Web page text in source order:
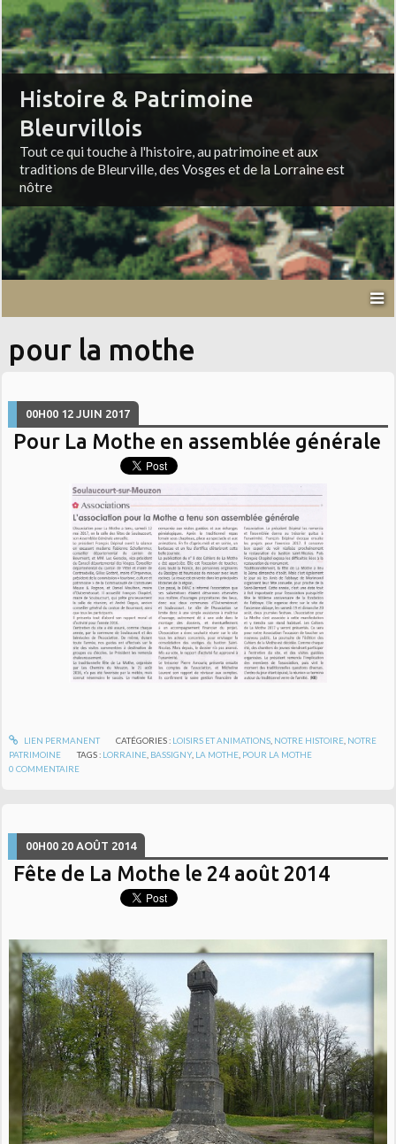
Histoire & Patrimoine
Bleurvillois
Tout ce qui touche à l'histoire, au patrimoine et aux
traditions de Bleurville, des Vosges et de la Lorraine est
nôtre
pour la mothe
00H00 12 JUIN 2017
Pour La Mothe en assemblée générale
LIEN PERMANENT CATÉGORIES : LOISIRS ET ANIMATIONS, NOTRE HISTOIRE, NOTRE
PATRIMOINE
TAGS : LORRAINE BASSIGNY, LA MOTHE POUR LA MOTHE
0 COMMENTAIRE
00H00 20 AOÛT 2014
Fête de La Mothe le 24 août 2014